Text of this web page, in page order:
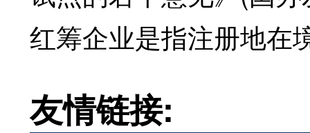
红筹企业是指注册地在
友情链接: